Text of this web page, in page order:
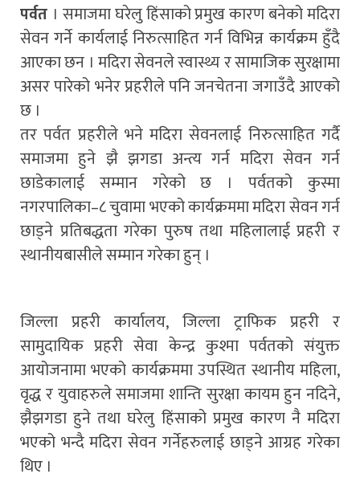
पर्वत । समाजमा घरेलु हिंसाको प्रमुख कारण बनेको मदिरा
सेवन गर्ने कार्यलाई निरुत्साहित गर्न विभिन्न कार्यक्रम हुँदै
आएका छन । मदिरा सेवनले स्वास्थ्य र सामाजिक सुरक्षामा
असर पारेको भनेर प्रहरीले पनि जनचेतना जगाउँदै आएको
छ ।
तर पर्वत प्रहरीले भने मदिरा सेवनलाई निरुत्साहित गर्दै
समाजमा हुने झै झगडा अन्त्य गर्न मदिरा सेवन गर्न
छाडेकालाई सम्मान गरेको छ । पर्वतको कुस्मा
नगरपालिका–८ चुवामा भएको कार्यक्रममा मदिरा सेवन गर्न
छाड्ने प्रतिबद्धता गरेका पुरुष तथा महिलालाई प्रहरी र
स्थानीयबासीले सम्मान गरेका हुन् ।
जिल्ला प्रहरी कार्यालय, जिल्ला ट्राफिक प्रहरी र
सामुदायिक प्रहरी सेवा केन्द्र कुश्मा पर्वतको संयुक्त
आयोजनामा भएको कार्यक्रममा उपस्थित स्थानीय महिला,
वृद्ध र युवाहरुले समाजमा शान्ति सुरक्षा कायम हुन नदिने,
झैझगडा हुने तथा घरेलु हिंसाको प्रमुख कारण नै मदिरा
भएको भन्दै मदिरा सेवन गर्नेहरुलाई छाड्ने आग्रह गरेका
थिए ।